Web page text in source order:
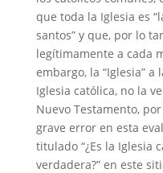
que toda la Iglesia es
santos” y que, por lo
legítimamente a cada
embargo, la “Iglesia”
Iglesia católica, no la
Nuevo Testamento,
grave error en esta
titulado “¿Es la Iglesia
verdadera?” en este